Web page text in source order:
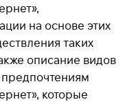
на основе этих
таких
описание видов
которые